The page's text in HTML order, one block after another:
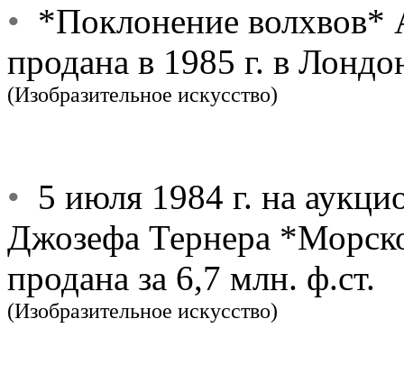
• *Поклонение волхвов*
продана в 1985 г. в
(Изобразительное искусство)
• 5 июля 1984 г. на
Джозефа Тернера
продана за 6,7 млн. ф.ст.
(Изобразительное искусство)